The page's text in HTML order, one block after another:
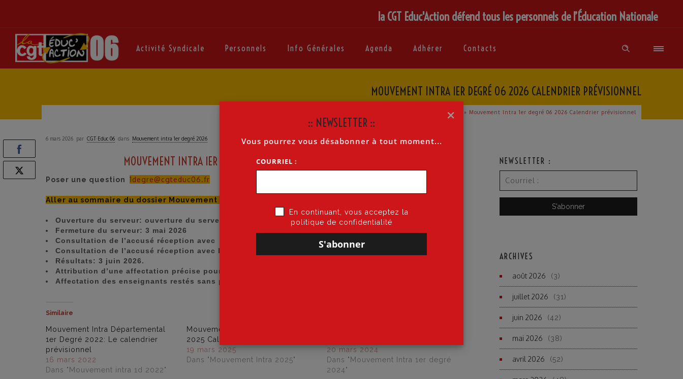
la CGT Educ'Action défend tous les personnels de l’Éducation Nationale
Activité Syndicale Personnels Info Générales Agenda Adhérer Contacts
MOUVEMENT INTRA 1ER DEGRÉ 06 2026 CALENDRIER PRÉVISIONNEL
Accueil » Mouvement Intra 1er degré 06 2026 Calendrier prévisionnel
6 mars 2026 par CGT·Educ 06 dans Mouvement intra 1er degré 2026
MOUVEMENT INTRA 1ER DEGRÉ 06 2026 CALENDRIER PRÉVISIONNEL
Poser une question 1degre@cgteduc06.fr
Aller au sommaire du dossier Mouvement Intra 2026
Ouverture du serveur: ouverture du serveur le 20 avril 2026 12h
Fermeture du serveur: 3 mai 2026
Consultation de l’accusé réception avec barème initial du 11 mai au 22 mai
Consultation de l’accusé réception avec barème final 27 mai
Résultats: 3 juin 2026.
Attribution d’une affectation précise pour les titulaires de secteur du 16 au 24 Juin
Affectation des enseignants restés sans poste à l’issue de la phase principale 8 juillet
Similaire
Mouvement Intra Départemental
1er Degré 2022: Le calendrier
prévisionnel
16 mars 2022
Dans "Mouvement intra 1d 2022"
Mouvement Intra 1er degré 06
2025 Calendrier prévisionnel
19 mars 2025
Dans "Mouvement Intra 2025"
20 mars 2024
Dans "Mouvement Intra 1er degré
2024"
NEWSLETTER :
ARCHIVES
août 2026 (3)
juillet 2026 (31)
juin 2026 (42)
mai 2026 (38)
avril 2026 (52)
×
:: NEWSLETTER ::
Vous pourrez vous désabonner à tout moment...
COURRIEL :
En continuant, vous acceptez la
politique de confidentialité